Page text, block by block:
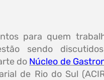
para quem
sendo
do Núcleo de
de Rio do Sul